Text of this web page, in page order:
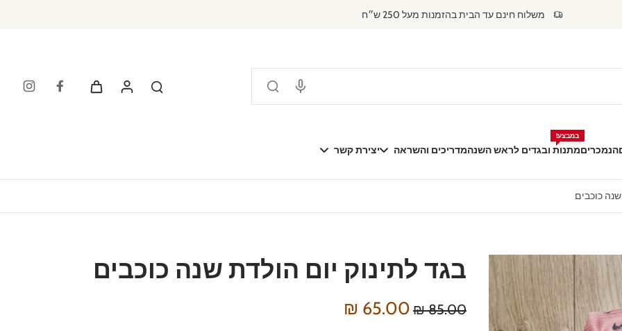
משלוח חינם עד הבית בהזמנות מעל 250 ש״ח
הנמכריםמתנות ובגדים לראש השנה
במבצע!
מדריכים והשראה יצירת קשר
כוכבים
דילוג
לפרטי
המוצר
בגד לתינוק יום הולדת שנה כוכבים
85.00 ₪
65.00 ₪